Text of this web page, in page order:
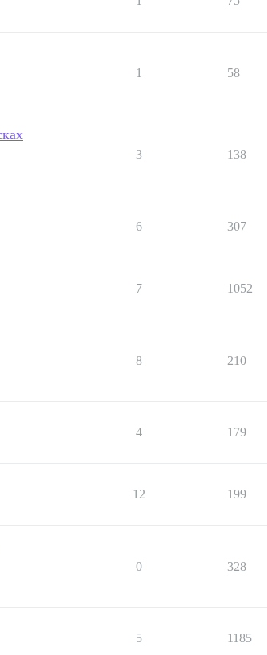
1 58
3 138
6 307
7 1052
8 210
4 179
12 199
0 328
5 1185